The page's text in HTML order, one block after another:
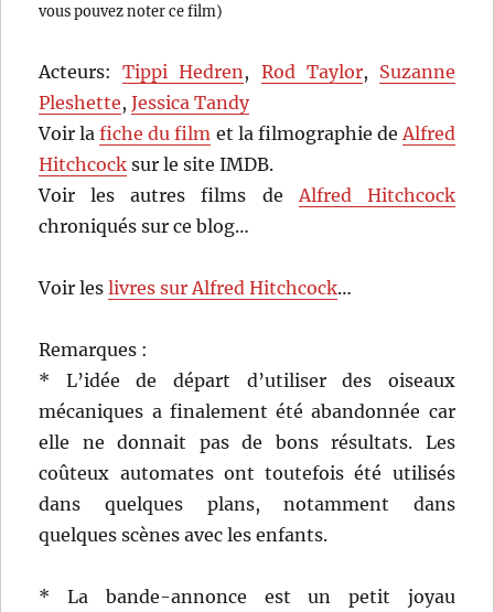
vous pouvez noter ce film)
Acteurs:Tippi Hedren, Rod Taylor, Suzanne
Pleshette,Jessica Tandy
Voir lafiche du film et la filmographie deAlfred
Hitchcock sur le site IMDB.
Voir les autres films deAlfred Hitchcock
chroniqués sur ce blog…
Voir leslivres sur Alfred Hitchcock…
Remarques :
* L’idée de départ d’utiliser des oiseaux
mécaniques a finalement été abandonnée car
elle ne donnait pas de bons résultats. Les
coûteux automates ont toutefois été utilisés
dans quelques plans, notamment dans
quelques scènes avec les enfants.
* La bande-annonce est un petit joyau